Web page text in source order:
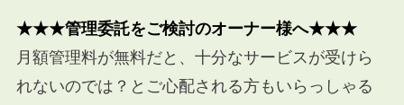
★★★管理委託をご検討のオーナー様へ★★★
月額管理料が無料だと、十分なサービスが受けら
れないのでは？とご心配される方もいらっしゃる